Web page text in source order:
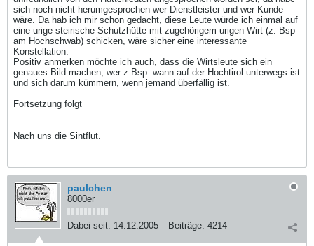
sich noch nicht herumgesprochen wer Dienstleister und wer Kunde
wäre. Da hab ich mir schon gedacht, diese Leute würde ich einmal auf
eine urige steirische Schutzhütte mit zugehörigem urigen Wirt (z. Bsp
am Hochschwab) schicken, wäre sicher eine interessante
Konstellation.
Positiv anmerken möchte ich auch, dass die Wirtsleute sich ein
genaues Bild machen, wer z.Bsp. wann auf der Hochtirol unterwegs ist
und sich darum kümmern, wenn jemand überfällig ist.
Fortsetzung folgt
Nach uns die Sintflut.
paulchen
8000er
Dabei seit: 14.12.2005 Beiträge: 4214